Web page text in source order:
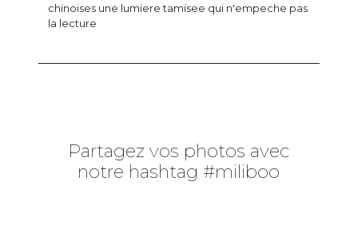
chinoises une lumiere tamisee qui n'empeche pas
la lecture
Partagez vos photos avec
notre hashtag #miliboo